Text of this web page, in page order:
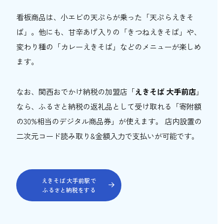
看板商品は、小エビの天ぷらが乗った「天ぷらえきそ
ば」。他にも、甘辛あげ入りの「きつねえきそば」や、
変わり種の「カレーえきそば」などのメニューが楽しめ
ます。
なお、関西おでかけ納税の加盟店「えきそば 大手前店」
なら、ふるさと納税の返礼品として受け取れる「寄附額
の30%相当のデジタル商品券」が使えます。 店内設置の
二次元コード読み取り&金額入力で支払いが可能です。
えきそば 大手前駅で
ふるさと納税をする